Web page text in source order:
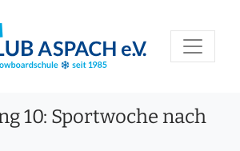
10: Sportwoche nach